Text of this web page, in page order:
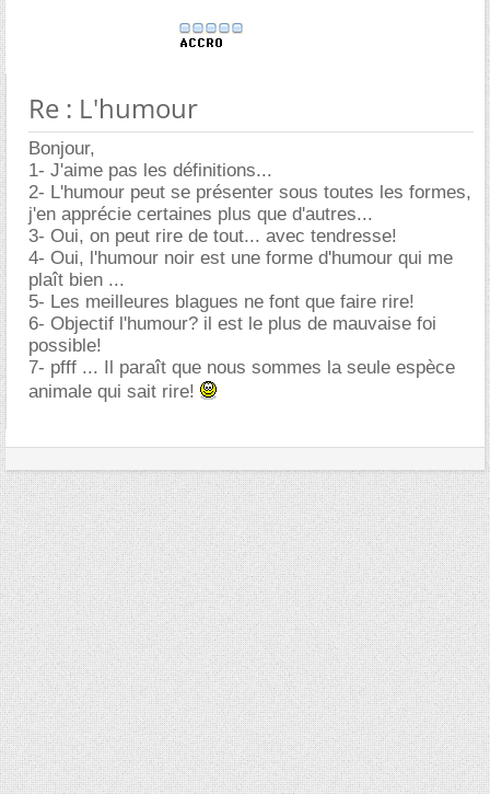
Re : L'humour
Bonjour,
1- J'aime pas les définitions...
2- L'humour peut se présenter sous toutes les formes,
j'en apprécie certaines plus que d'autres...
3- Oui, on peut rire de tout... avec tendresse!
4- Oui, l'humour noir est une forme d'humour qui me
plaît bien ...
5- Les meilleures blagues ne font que faire rire!
6- Objectif l'humour? il est le plus de mauvaise foi
possible!
7- pfff ... Il paraît que nous sommes la seule espèce
animale qui sait rire!